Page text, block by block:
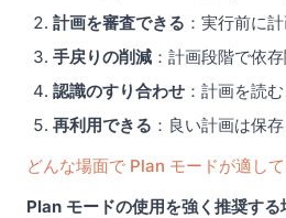
計画を審査できる ：実行前に
手戻りの削減 ：計画段階で依
認識のすり合わせ ：計画を読
再利用できる ：良い計画は保
どんな場面で Plan モードが適し
Plan モードの使用を強く推奨する